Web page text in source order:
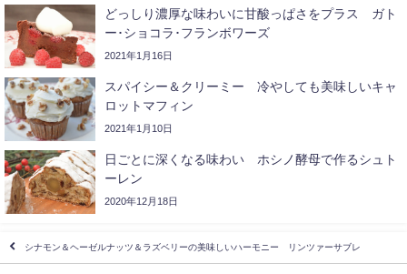
どっしり濃厚な味わいに甘酸っぱさをプラス ガト
ー･ショコラ･フランボワーズ
2021年1月16日
スパイシー＆クリーミー 冷やしても美味しいキャ
ロットマフィン
2021年1月10日
日ごとに深くなる味わい ホシノ酵母で作るシュト
ーレン
2020年12月18日
シナモン＆ヘーゼルナッツ＆ラズベリーの美味しいハーモニー リンツァーサブレ